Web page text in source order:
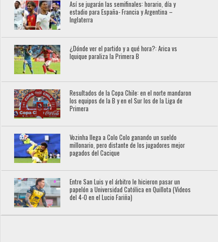
Así se jugarán las semifinales: horario, día y
estadio para España- Francia y Argentina –
Inglaterra
¿Dónde ver el partido y a qué hora?: Arica vs
Iquique paraliza la Primera B
Resultados de la Copa Chile: en el norte mandaron
los equipos de la B y en el Sur los de la Liga de
Primera
Vozinha llega a Colo Colo ganando un sueldo
millonario, pero distante de los jugadores mejor
pagados del Cacique
Entre San Luis y el árbitro le hicieron pasar un
papelón a Universidad Católica en Quillota (Videos
del 4-0 en el Lucio Fariña)